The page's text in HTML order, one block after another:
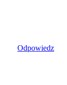
Odpowiedz